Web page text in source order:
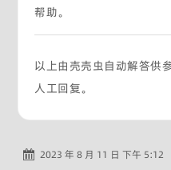
帮助。
以上由壳壳虫自动解答供
人工回复。
2023 年 8 月 11 日 下午 5:12